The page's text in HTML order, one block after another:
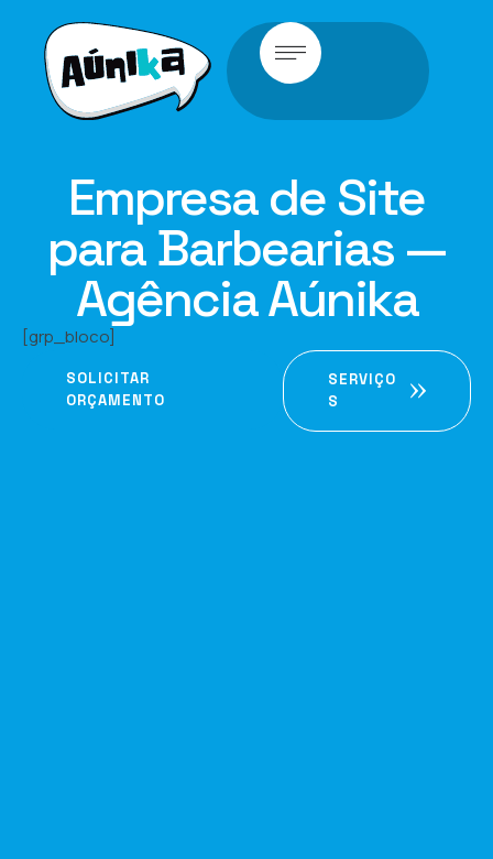
Empresa de Site
para Barbearias —
Agência Aúnika
[grp_bloco]
SOLICITAR
ORÇAMENTO
SERVIÇO
S